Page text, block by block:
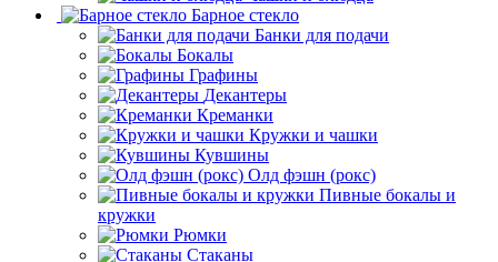
Барное стекло
Банки для подачи
Бокалы
Графины
Декантеры
Креманки
Кружки и чашки
Кувшины
Олд фэшн (рокс)
Пивные бокалы и
кружки
Рюмки
Стаканы